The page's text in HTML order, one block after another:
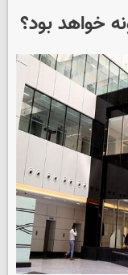
خواهد بود؟